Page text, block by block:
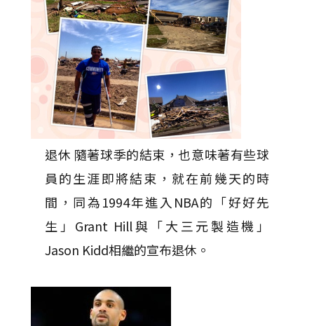
退休 隨著球季的結束，也意味著有些球
員的生涯即將結束，就在前幾天的時
間，同為1994年進入NBA的「好好先
生」Grant Hill與「大三元製造機」
Jason Kidd相繼的宣布退休。